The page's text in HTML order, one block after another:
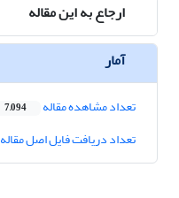
ارجاع به این مقاله
آمار
تعداد مشاهده مقاله 7,094
تعداد دریافت فایل اصل مقاله